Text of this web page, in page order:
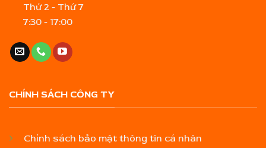
Thứ 2 - Thứ 7
7:30 - 17:00
CHÍNH SÁCH CÔNG TY
Chính sách bảo mật thông tin cá nhân